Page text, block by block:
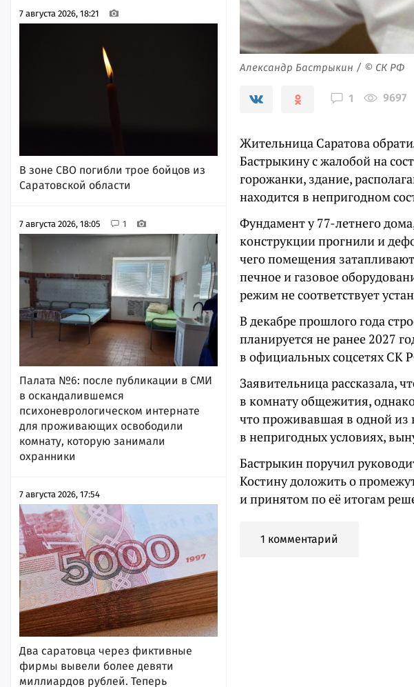
7 августа 2026, 18:21
В зоне СВО погибли трое бойцов из
Саратовской области
7 августа 2026, 18:05 1
Палата №6: после публикации в СМИ
в оскандалившемся
психоневрологическом интернате
для проживающих освободили
комнату, которую занимали
охранники
7 августа 2026, 17:54
Два саратовца через фиктивные
фирмы вывели более девяти
миллиардов рублей. Теперь
Александр Бастрыкин / © СК РФ
1 9697
Жительница Саратова
Бастрыкину с жалобой на
горожанки, здание,
находится в непригодном
Фундамент у 77-летнего
конструкции прогнили и
чего помещения
печное и газовое
режим не соответствует
В декабре прошлого года
планируется не ранее 2027
в официальных соцсетях СК
Заявительница рассказала,
в комнату общежития,
что проживавшая в одной из
в непригодных условиях,
Бастрыкин поручил
Костину доложить о
и принятом по её итогам
1 комментарий